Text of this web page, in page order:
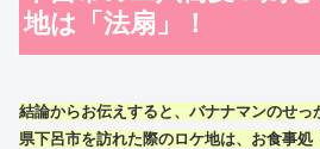
地は「法扇」！
結論からお伝えすると、バナナマンのせ
県下呂市を訪れた際のロケ地は、お食事処